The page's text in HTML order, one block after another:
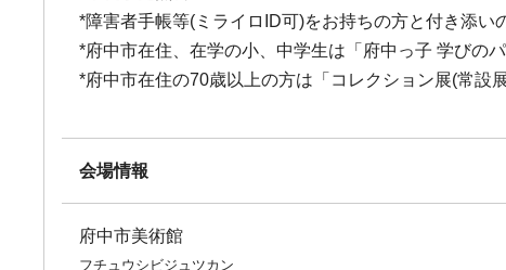
*障害者手帳等(ミライロID可)をお持ちの方と付き添い
*府中市在住、在学の小、中学生は「府中っ子 学びの
*府中市在住の70歳以上の方は「コレクション展(常設
会場情報
府中市美術館
フチュウシビジュツカン